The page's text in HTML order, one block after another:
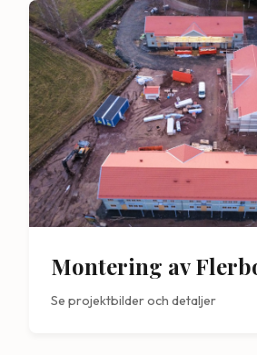
Montering av
Se projektbilder och detaljer